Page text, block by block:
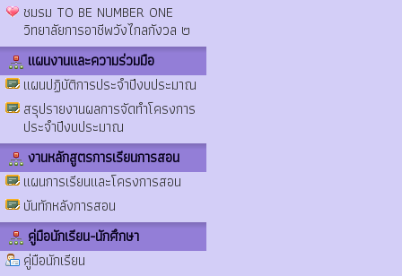
ชมรม TO BE NUMBER ONE
วิทยาลัยการอาชีพวังไกลกังวล ๒
แผนงานและความร่วมมือ
แผนปฏิบัติการประจำปีงบประมาณ
สรุปรายงานผลการจัดทำโครงการ
ประจำปีงบประมาณ
งานหลักสูตรการเรียนการสอน
แผนการเรียนและโครงการสอน
บันทักหลังการสอน
คู่มือนักเรียน-นักศึกษา
คู่มือนักเรียน